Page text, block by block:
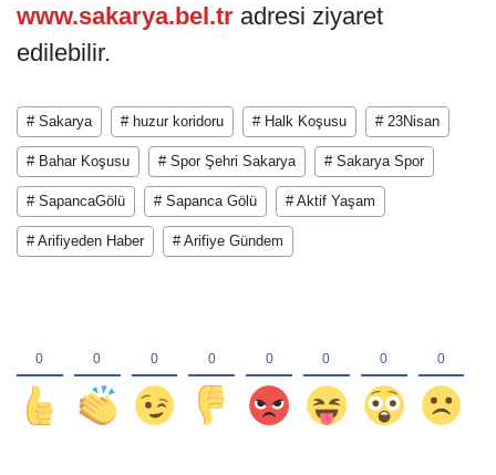
www.sakarya.bel.tr adresi ziyaret
edilebilir.
# Sakarya # huzur koridoru # Halk Koşusu # 23Nisan
# Bahar Koşusu # Spor Şehri Sakarya # Sakarya Spor
# SapancaGölü # Sapanca Gölü # Aktif Yaşam
# Arifiyeden Haber # Arifiye Gündem